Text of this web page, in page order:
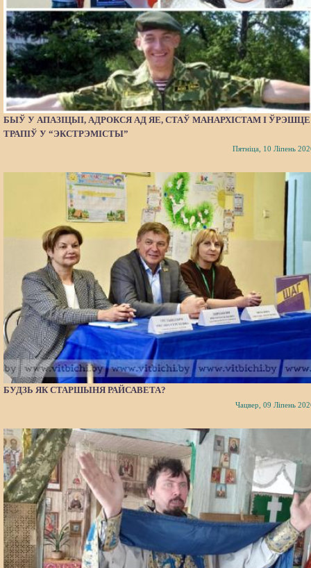
БЫЎ У АПАЗІЦЫІ, АДРОКСЯ АД ЯЕ, СТАЎ МАНАРХІСТАМ І ЎРЭШЦЕ
ТРАПІЎ У “ЭКСТРЭМІСТЫ”
Пятніца, 10 Ліпень
БУДЗЬ ЯК СТАРШЫНЯ РАЙСАВЕТА?
Чацвер, 09 Ліпень